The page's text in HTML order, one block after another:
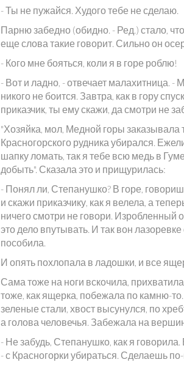
- Ты не пужайся. Худого тебе не сделаю.
Парню забедно (обидно. - Ред.) стало,
еще слова такие говорит. Сильно он
- Кого мне бояться, коли я в горе роблю!
- Вот и ладно, - отвечает малахитница. -
никого не боится. Завтра, как в гору
приказчик, ты ему скажи, да смотри не
"Хозяйка, мол, Медной горы заказывала
Красногорского рудника убирался.
шапку ломать, так я тебе всю медь в
добыть". Сказала это и прищурилась:
- Понял ли, Степанушко? В горе,
и скажи приказчику, как я велела, а
ничего смотри не говори. Изробленный
это дело впутывать. И так вон
пособила.
И опять похлопала в ладошки, и все
Сама тоже на ноги вскочила,
тоже, как ящерка, побежала по камню-
зеленые стали, хвост высунулся, по
а голова человечья. Забежала на
- Не забудь, Степанушко, как я
- с Красногорки убираться. Сделаешь